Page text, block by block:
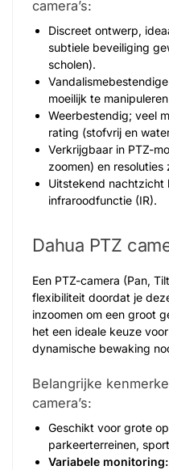
camera’s:
Discreet ontwerp,
subtiele beveiliging
scholen).
moeilijk te
Weerbestendig; veel
rating (stofvrij en
Verkrijgbaar in PTZ-
zoomen) en resoluties
Uitstekend nachtzicht
infraroodfunctie (IR).
Dahua PTZ
Een PTZ-camera (Pan,
flexibiliteit doordat je
inzoomen om een groot
het een ideale keuze
dynamische bewaking
Belangrijke
camera’s:
Geschikt voor grote
parkeerterreinen,
Variabele monitoring: